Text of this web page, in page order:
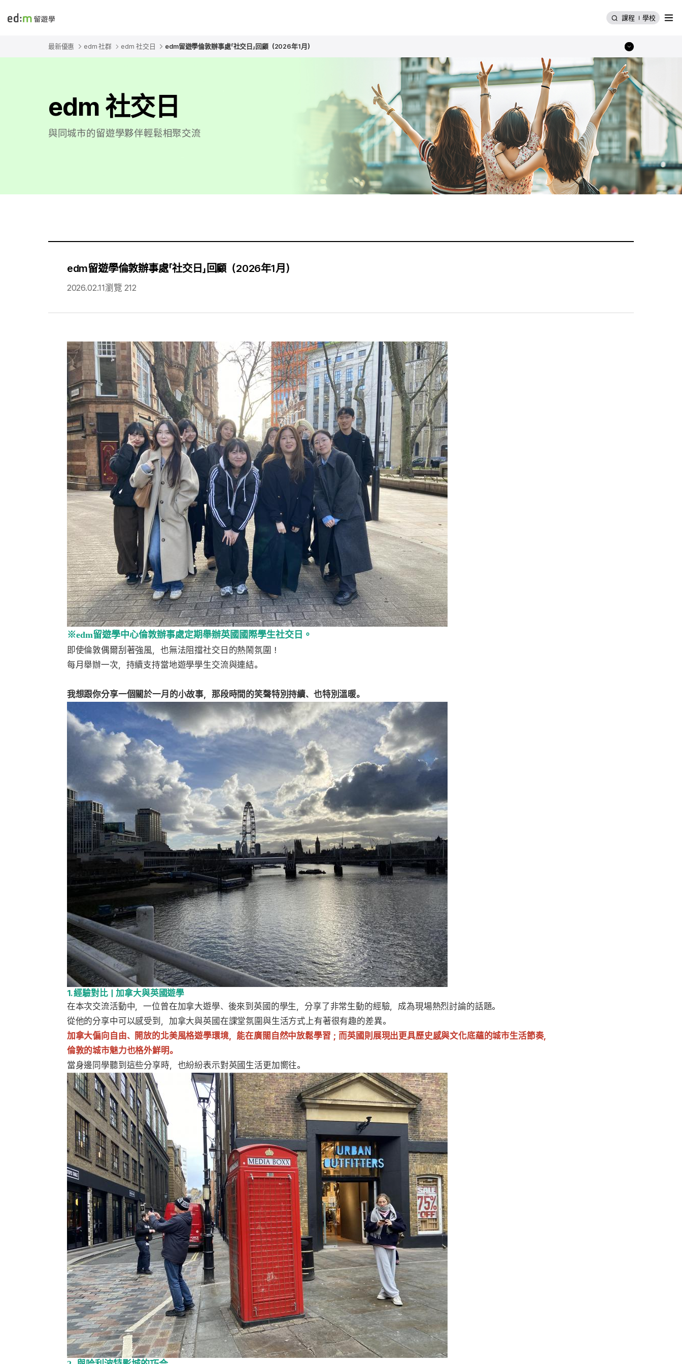
課程 學校
最新優惠 edm 社群 edm 社交日 edm留遊學倫敦辦事處「社交日」回顧（2026年1月）
edm 社交日
與同城市的留遊學夥伴輕鬆相聚交流
edm留遊學倫敦辦事處「社交日」回顧（2026年1月）
2026.02.11瀏覽 212
※edm留遊學中心倫敦辦事處定期舉辦英國國際學生社交日。
即使倫敦偶爾刮著強風，也無法阻擋社交日的熱鬧氛圍！
每月舉辦一次，持續支持當地遊學學生交流與連結。
我想跟你分享一個關於一月的小故事，那段時間的笑聲特別持續、也特別溫暖。
1. 經驗對比｜加拿大與英國遊學
在本次交流活動中，一位曾在加拿大遊學、後來到英國的學生，分享了非常生動的經驗，成為現場熱烈討論的話題。
從他的分享中可以感受到，加拿大與英國在課堂氛圍與生活方式上有著很有趣的差異。
加拿大偏向自由、開放的北美風格遊學環境，能在廣闊自然中放鬆學習；而英國則展現出更具歷史感與文化底蘊的城市生活節奏，
倫敦的城市魅力也格外鮮明。
當身邊同學聽到這些分享時，也紛紛表示對英國生活更加嚮往。